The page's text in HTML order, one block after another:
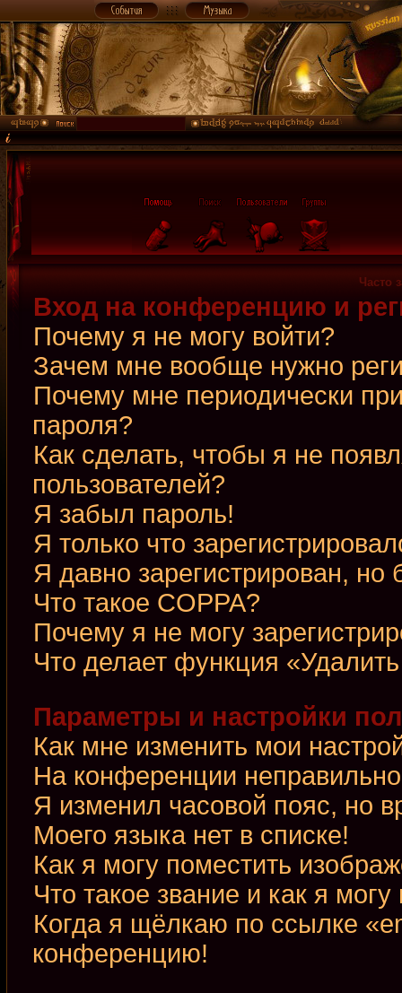
Часто
Вход на конференцию и
Почему я не могу войти?
Зачем мне вообще нужно
Почему мне периодически
пароля?
Как сделать, чтобы я не
пользователей?
Я забыл пароль!
Я только что
Я давно зарегистрирован, но
Что такое COPPA?
Почему я не могу
Что делает функция
Параметры и настройки
Как мне изменить мои
На конференции
Я изменил часовой пояс, но
Моего языка нет в списке!
Как я могу поместить
Что такое звание и как я могу
Когда я щёлкаю по ссылке
конференцию!